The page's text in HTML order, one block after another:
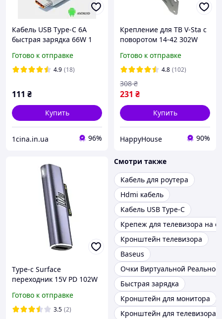
Кабель USB Type-C 6A
быстрая зарядка 66W 1
Samsung
Готово к отправке
4.9 (18)
111 ₴
Купить
1cina.in.ua 96%
Крепление для ТВ V-Sta с
поворотом 14-42 302W
Готово к отправке
4.8 (102)
231 ₴
308 ₴
Купить
HappyHouse 90%
Type-c Surface
переходник 15V PD 102W
Surface Pro 6 5 4 3 Laptop
Book 2 1 Pro Go
Готово к отправке
3.5 (2)
Смотри также
Кабель для роутера
Hdmi кабель
Кабель USB Type-C
Крепеж для телевизора на
Кронштейн телевизора
Baseus
Очки Виртуальной
Быстрая зарядка
Кронштейн для монитора
Кронштейн для телевизора